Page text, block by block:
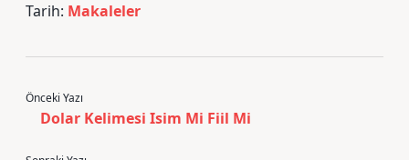
Tarih: Makaleler
Önceki Yazı
Dolar Kelimesi Isim Mi Fiil Mi